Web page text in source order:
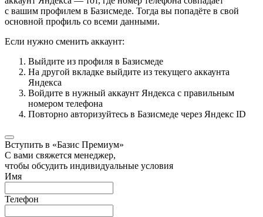
с вашим профилем в Базисмеде. Тогда вы попадёте в свой
основной профиль со всеми данными.
Если нужно сменить аккаунт:
Выйдите из профиля в Базисмеде
На другой вкладке выйдите из текущего аккаунта
Яндекса
Войдите в нужный аккаунт Яндекса с правильным
номером телефона
Повторно авторизуйтесь в Базисмеде через Яндекс ID
Вступить в «Базис Премиум»
С вами свяжется менеджер,
чтобы обсудить индивидуальные условия
Имя
Телефон